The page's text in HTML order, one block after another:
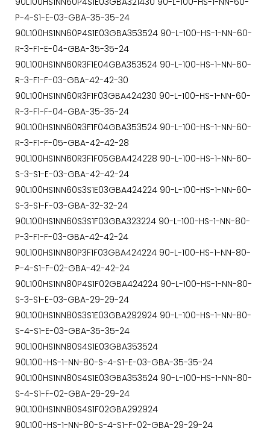
P-4-S1-E-03-GBA-35-35-24
90L100HS1NN60P4S1E03GBA353524 90-L-100-HS-1-NN-60-
R-3-F1-E-04-GBA-35-35-24
90L100HS1NN60R3F1E04GBA353524 90-L-100-HS-1-NN-60-
R-3-F1-F-03-GBA-42-42-30
90L100HS1NN60R3F1F03GBA424230 90-L-100-HS-1-NN-60-
R-3-F1-F-04-GBA-35-35-24
90L100HS1NN60R3F1F04GBA353524 90-L-100-HS-1-NN-60-
R-3-F1-F-05-GBA-42-42-28
90L100HS1NN60R3F1F05GBA424228 90-L-100-HS-1-NN-60-
S-3-S1-E-03-GBA-42-42-24
90L100HS1NN60S3S1E03GBA424224 90-L-100-HS-1-NN-60-
S-3-S1-F-03-GBA-32-32-24
90L100HS1NN60S3S1F03GBA323224 90-L-100-HS-1-NN-80-
P-3-F1-F-03-GBA-42-42-24
90L100HS1NN80P3F1F03GBA424224 90-L-100-HS-1-NN-80-
P-4-S1-F-02-GBA-42-42-24
90L100HS1NN80P4S1F02GBA424224 90-L-100-HS-1-NN-80-
S-3-S1-E-03-GBA-29-29-24
90L100HS1NN80S3S1E03GBA292924 90-L-100-HS-1-NN-80-
S-4-S1-E-03-GBA-35-35-24
90L100HS1NN80S4S1E03GBA353524
90L100-HS-1-NN-80-S-4-S1-E-03-GBA-35-35-24
90L100HS1NN80S4S1E03GBA353524 90-L-100-HS-1-NN-80-
S-4-S1-F-02-GBA-29-29-24
90L100HS1NN80S4S1F02GBA292924
90L100-HS-1-NN-80-S-4-S1-F-02-GBA-29-29-24